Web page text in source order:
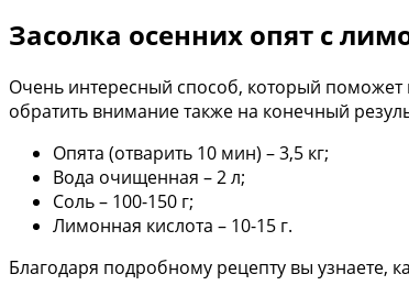
Засолка осенних опят с
Очень интересный способ, который поможет
обратить внимание также на конечный
Опята (отварить 10 мин) – 3,5 кг;
Вода очищенная – 2 л;
Соль – 100-150 г;
Лимонная кислота – 10-15 г.
Благодаря подробному рецепту вы узнаете,